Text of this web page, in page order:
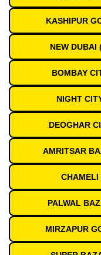
KASHIPUR
NEW DUBAI
BOMBAY
NIGHT
DEOGHAR
AMRITSAR
CHAMELI
PALWAL
MIRZAPUR